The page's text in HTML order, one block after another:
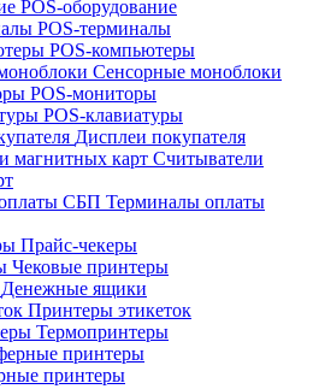
POS-оборудование
POS-терминалы
POS-компьютеры
Сенсорные моноблоки
POS-мониторы
POS-клавиатуры
Дисплеи покупателя
Считыватели
Терминалы оплаты
Прайс-чекеры
Чековые принтеры
Денежные ящики
Принтеры этикеток
Термопринтеры
принтеры